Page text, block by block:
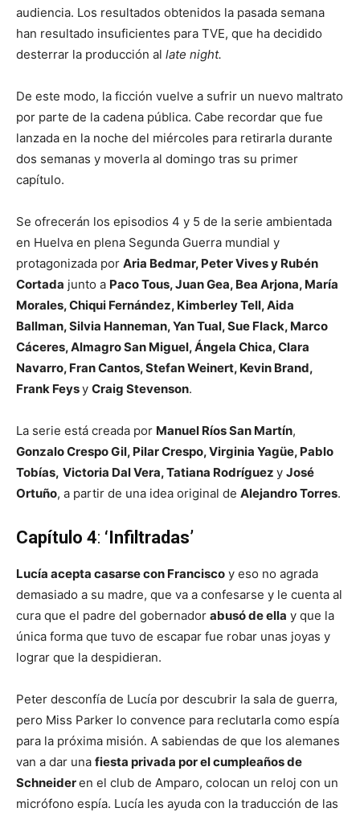
audiencia. Los resultados obtenidos la pasada semana
han resultado insuficientes para TVE, que ha decidido
desterrar la producción al late night.
De este modo, la ficción vuelve a sufrir un nuevo maltrato
por parte de la cadena pública. Cabe recordar que fue
lanzada en la noche del miércoles para retirarla durante
dos semanas y moverla al domingo tras su primer
capítulo.
Se ofrecerán los episodios 4 y 5 de la serie ambientada
en Huelva en plena Segunda Guerra mundial y
protagonizada por Aria Bedmar, Peter Vives y Rubén
Cortada junto a Paco Tous, Juan Gea, Bea Arjona, María
Morales, Chiqui Fernández, Kimberley Tell, Aida
Ballman, Silvia Hanneman, Yan Tual, Sue Flack, Marco
Cáceres, Almagro San Miguel, Ángela Chica, Clara
Navarro, Fran Cantos, Stefan Weinert, Kevin Brand,
Frank Feysy Craig Stevenson.
La serie está creada por Manuel Ríos San Martín,
Gonzalo Crespo Gil, Pilar Crespo, Virginia Yagüe, Pablo
Tobías, Victoria Dal Vera, Tatiana Rodríguez y José
Ortuño, a partir de una idea original de Alejandro Torres.
Capítulo 4: ‘Infiltradas’
Lucía acepta casarse con Francisco y eso no agrada
demasiado a su madre, que va a confesarse y le cuenta al
cura que el padre del gobernador abusó de ella y que la
única forma que tuvo de escapar fue robar unas joyas y
lograr que la despidieran.
Peter desconfía de Lucía por descubrir la sala de guerra,
pero Miss Parker lo convence para reclutarla como espía
para la próxima misión. A sabiendas de que los alemanes
van a dar una fiesta privada por el cumpleaños de
Schneideren el club de Amparo, colocan un reloj con un
micrófono espía. Lucía les ayuda con la traducción de las